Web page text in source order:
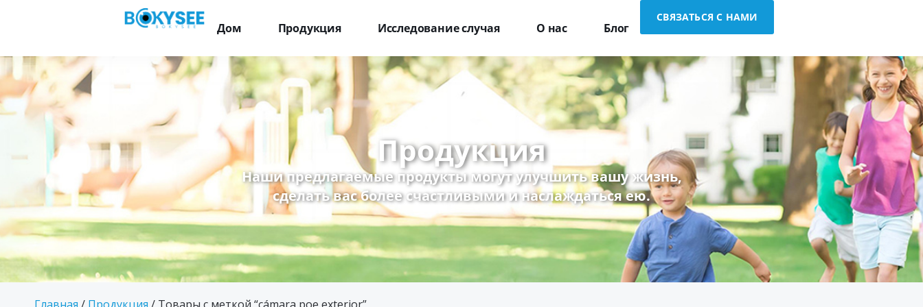
Дом Продукция Исследование случая О нас Блог
СВЯЗАТЬСЯ С НАМИ
Продукция
Наши предлагаемые продукты могут улучшить вашу жизнь,
сделать вас более счастливыми и наслаждаться ею.